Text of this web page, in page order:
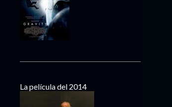
La película del 2014